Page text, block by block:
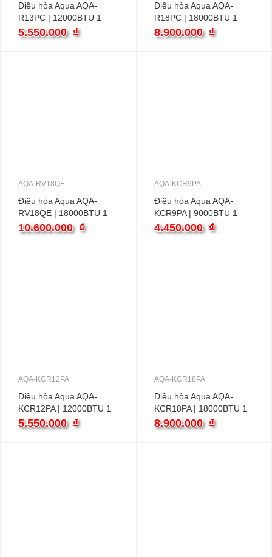
Điều hòa Aqua AQA-
R13PC | 12000BTU 1
chiều
5.550.000 ₫
Điều hòa Aqua AQA-
R18PC | 18000BTU 1
chiều
8.900.000 ₫
AQA-RV18QE
Điều hòa Aqua AQA-
RV18QE | 18000BTU 1
chiều inverter
10.600.000 ₫
AQA-KCR9PA
Điều hòa Aqua AQA-
KCR9PA | 9000BTU 1
chiều
4.450.000 ₫
AQA-KCR12PA
Điều hòa Aqua AQA-
KCR12PA | 12000BTU 1
chiều
5.550.000 ₫
AQA-KCR18PA
Điều hòa Aqua AQA-
KCR18PA | 18000BTU 1
chiều
8.900.000 ₫